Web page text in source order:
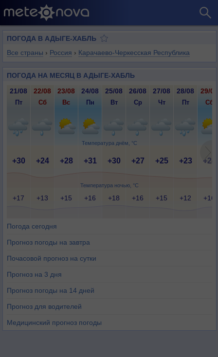
ПОГОДА В АДЫГЕ-ХАБЛЬ
Все страны › Россия › Карачаево-Черкесская Республика
ПОГОДА НА МЕСЯЦ В АДЫГЕ-ХАБЛЬ
Температура днём, °C
Температура ночью, °C
21/08 22/08 23/08 24/08 25/08 26/08 27/08 28/08 29/08
Пт Сб Вс Пн Вт Ср Чт Пт Сб
+30 +24 +28 +31 +30 +27 +25 +23 +24
+17 +13 +15 +16 +18 +16 +15 +12 +16
Погода сегодня
Прогноз погоды на завтра
Почасовой прогноз на сутки
Прогноз на 3 дня
Прогноз погоды на 14 дней
Прогноз для водителей
Медицинский прогноз погоды